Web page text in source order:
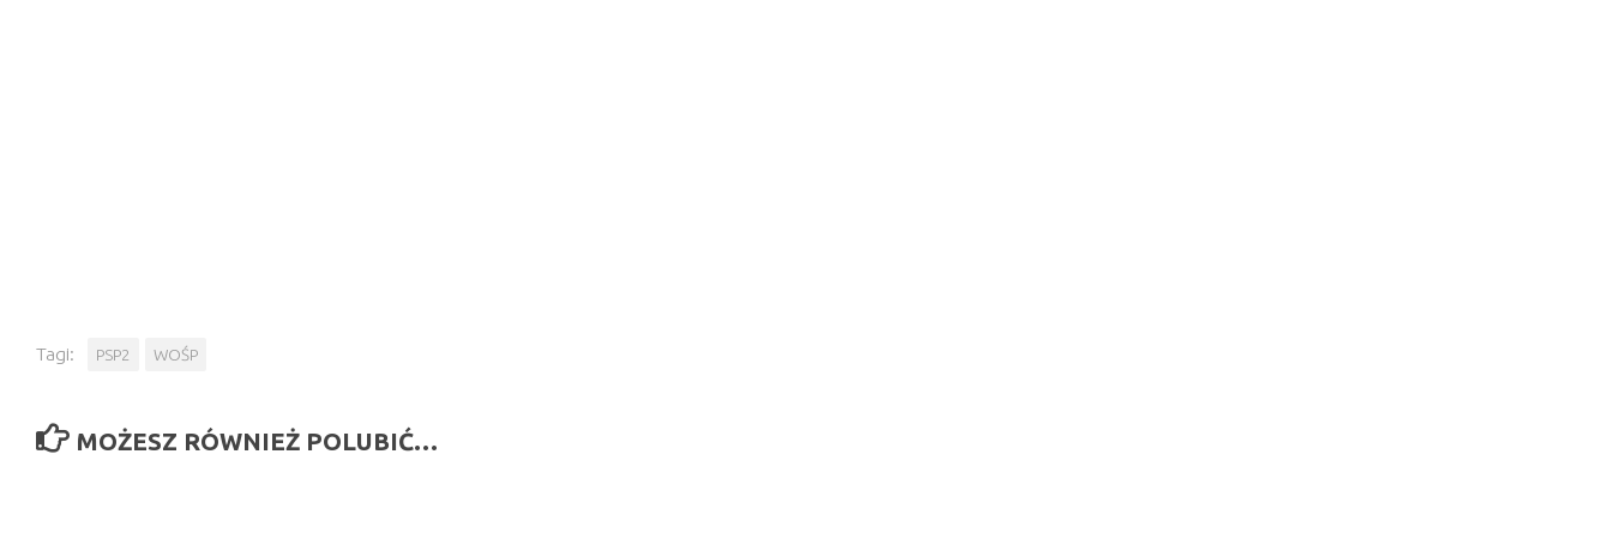
Tagi: PSP2 WOŚP
MOŻESZ RÓWNIEŻ POLUBIĆ…